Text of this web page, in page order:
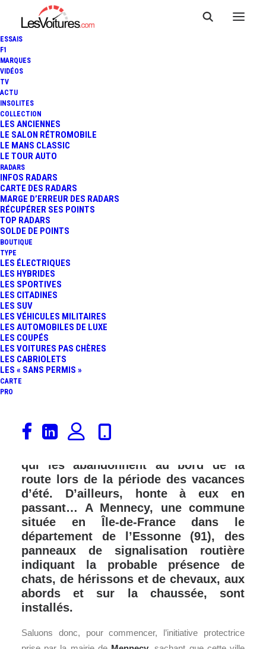
ESSAIS
F1
MARQUES
VIDÉOS
TV
ACTU
INSOLITES
COLLECTION
LES ANCIENNES
LE SALON RÉTROMOBILE
LE MANS CLASSIC
LE TOUR AUTO
RADARS
INFOS RADARS
CARTE DES RADARS
MARGE D’ERREUR DES RADARS
RÉCUPÉRER SES POINTS
TOP RADARS
SOLDE DE POINTS
BOUTIQUE
TYPE
LES ÉLECTRIQUES
LES HYBRIDES
LES SPORTIVES
LES CITADINES
LES SUV
LES VÉHICULES MILITAIRES
LES AUTOMOBILES DE LUXE
LES COUPÉS
LES VOITURES PAS CHÈRES
LES CABRIOLETS
LES « SANS PERMIS »
CARTE
PRO
MENNECY : DES PANNEAUX
POUR PROTÉGER LES CHATS
ET LES HÉRISSONS
2 Minutes |
La France aime ses animaux de
compagnie et les autres, cela est bien
qui les abandonnent au bord de la
route lors de la période des vacances
d’été. D’ailleurs, honte à eux en
passant… A Mennecy, une commune
située en Île-de-France dans le
département de l’Essonne (91), des
panneaux de signalisation routière
indiquant la probable présence de
chats, de hérissons et de chevaux, aux
abords et sur la chaussée, sont
installés.
Saluons donc, pour commencer, l’initiative protectrice